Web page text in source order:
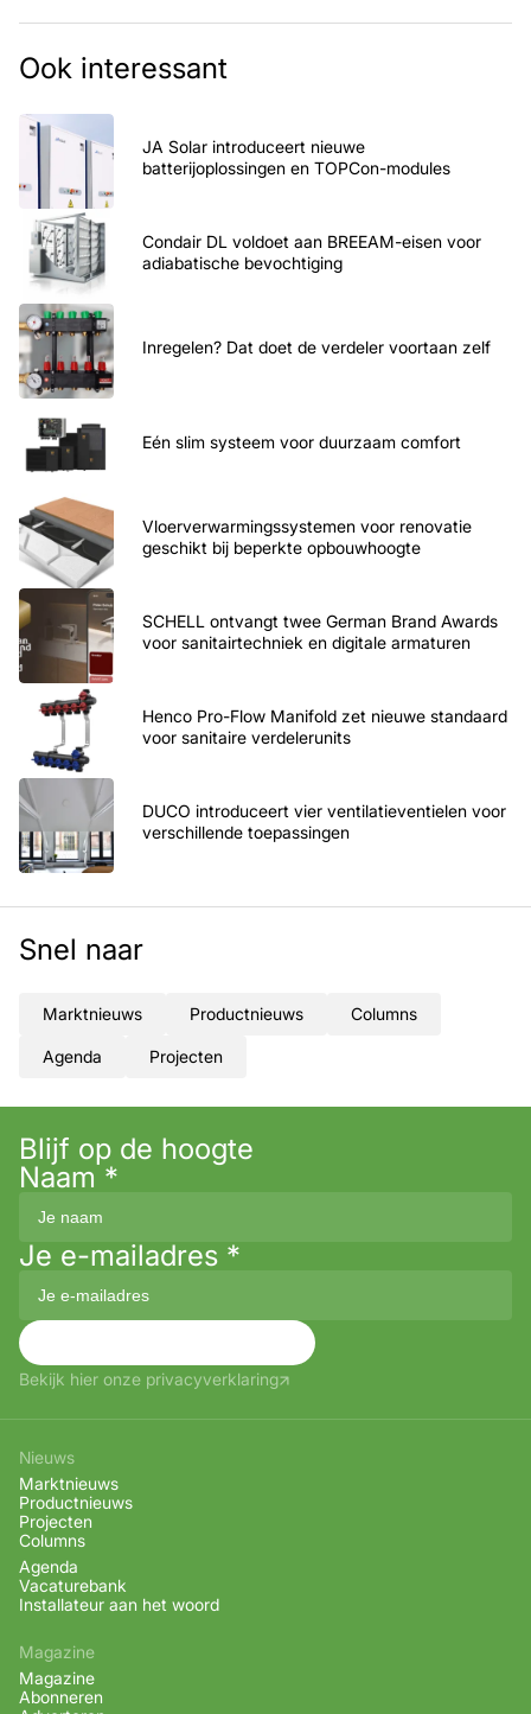
Ook interessant
JA Solar introduceert nieuwe
batterijoplossingen en TOPCon-modules
Condair DL voldoet aan BREEAM-eisen voor
adiabatische bevochtiging
Inregelen? Dat doet de verdeler voortaan zelf
Eén slim systeem voor duurzaam comfort
Vloerverwarmingssystemen voor renovatie
geschikt bij beperkte opbouwhoogte
SCHELL ontvangt twee German Brand Awards
voor sanitairtechniek en digitale armaturen
Henco Pro-Flow Manifold zet nieuwe standaard
voor sanitaire verdelerunits
DUCO introduceert vier ventilatieventielen voor
verschillende toepassingen
Snel naar
Marktnieuws Productnieuws Columns
Agenda Projecten
Blijf op de hoogte
Naam *
Je e-mailadres *
Bekijk hier onze privacyverklaring
Nieuws
Marktnieuws
Productnieuws
Projecten
Columns
Agenda
Vacaturebank
Installateur aan het woord
Magazine
Magazine
Abonneren